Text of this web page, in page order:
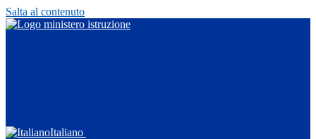
Salta al contenuto
Italiano